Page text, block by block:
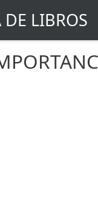
DE LIBROS